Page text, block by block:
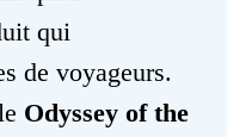
qui
de voyageurs.
Odyssey of the